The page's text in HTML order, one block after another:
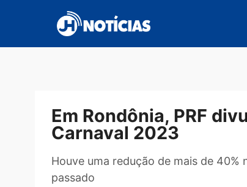
conteúdo
Em Rondônia, PRF
Carnaval 2023
Houve uma redução de mais de